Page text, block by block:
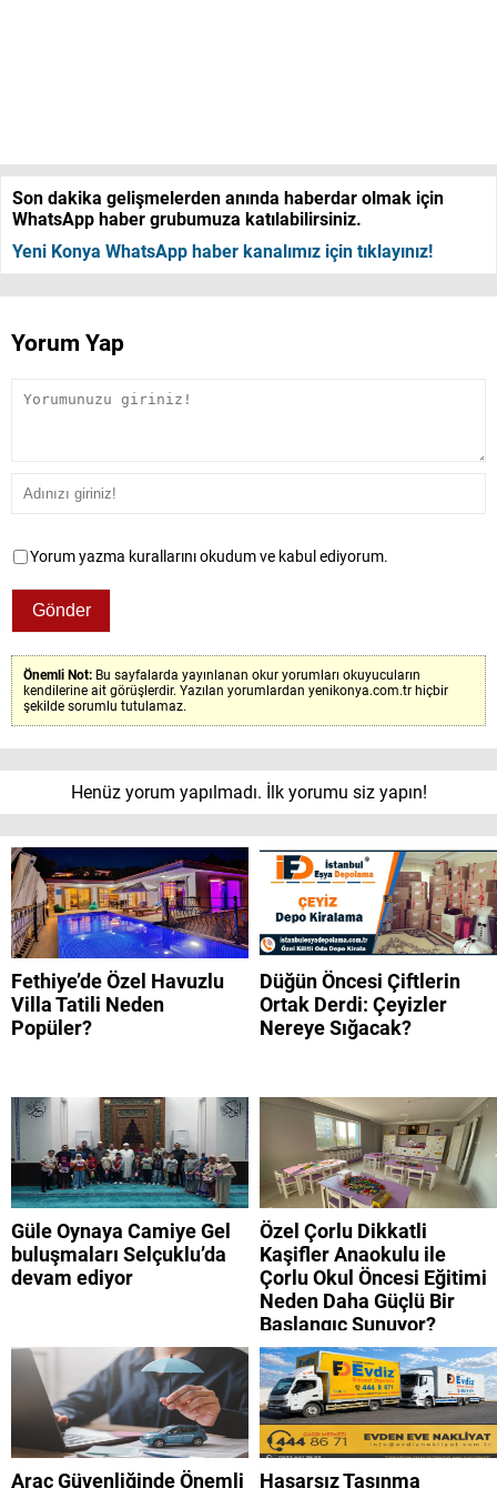
Son dakika gelişmelerden anında haberdar olmak için
WhatsApp haber grubumuza katılabilirsiniz.
Yeni Konya WhatsApp haber kanalımız için tıklayınız!
Yorum Yap
Yorum yazma kurallarını okudum ve kabul ediyorum.
Önemli Not: Bu sayfalarda yayınlanan okur yorumları okuyucuların
kendilerine ait görüşlerdir. Yazılan yorumlardan yenikonya.com.tr hiçbir
şekilde sorumlu tutulamaz.
Henüz yorum yapılmadı. İlk yorumu siz yapın!
Fethiye’de Özel Havuzlu
Villa Tatili Neden
Popüler?
Düğün Öncesi Çiftlerin
Ortak Derdi: Çeyizler
Nereye Sığacak?
Güle Oynaya Camiye Gel
buluşmaları Selçuklu’da
devam ediyor
Özel Çorlu Dikkatli
Kaşifler Anaokulu ile
Çorlu Okul Öncesi Eğitimi
Neden Daha Güçlü Bir
Başlangıç Sunuyor?
Araç Güvenliğinde Önemli Hasarsız Taşınma